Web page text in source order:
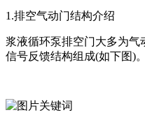
1.排空气动门结构介绍
浆液循环泵排空门大多为气
信号反馈结构组成(如下图)。